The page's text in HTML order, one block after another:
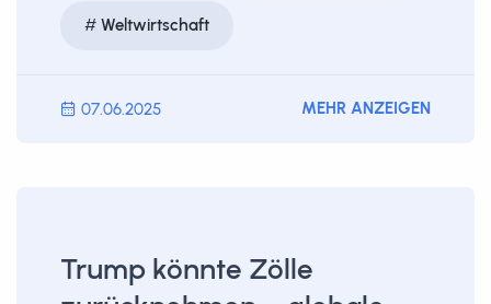
Weltwirtschaft
07.06.2025 MEHR ANZEIGEN
Trump könnte Zölle